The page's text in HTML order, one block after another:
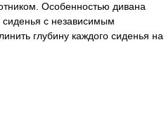
Особенностью дивана
сиденья с независимым
глубину каждого сиденья на